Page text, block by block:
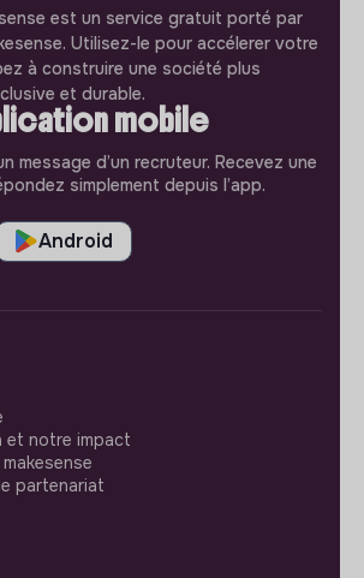
est un service gratuit porté par
Utilisez-le pour accélerer votre
à construire une société plus
et durable.
mobile
message d’un recruteur. Recevez une
simplement depuis l’app.
Android
et notre impact
partenariat